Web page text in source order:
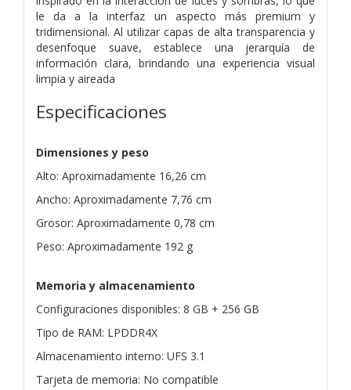
le da a la interfaz un aspecto más premium y
tridimensional. Al utilizar capas de alta transparencia y
desenfoque suave, establece una jerarquía de
información clara, brindando una experiencia visual
limpia y aireada
Especificaciones
Dimensiones y peso
Alto: Aproximadamente 16,26 cm
Ancho: Aproximadamente 7,76 cm
Grosor: Aproximadamente 0,78 cm
Peso: Aproximadamente 192 g
Memoria y almacenamiento
Configuraciones disponibles: 8 GB + 256 GB
Tipo de RAM: LPDDR4X
Almacenamiento interno: UFS 3.1
Tarjeta de memoria: No compatible